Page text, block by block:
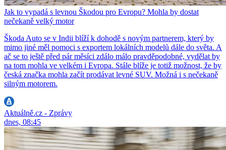
Jak to vypadá s levnou Škodou pro Evropu? Mohla by dostat
nečekaně velký motor
Škoda Auto se v Indii blíží k dohodě s novým partnerem, který by
mimo jiné měl pomoci s exportem lokálních modelů dále do světa. A
ač se to ještě před pár měsíci zdálo málo pravděpodobné, vydělat by
na tom mohla ve velkém i Evropa. Stále blíže je totiž možnost, že by
česká značka mohla začít prodávat levné SUV. Možná i s nečekaně
silným motorem.
Aktuálně.cz - Zprávy
dnes, 08:45